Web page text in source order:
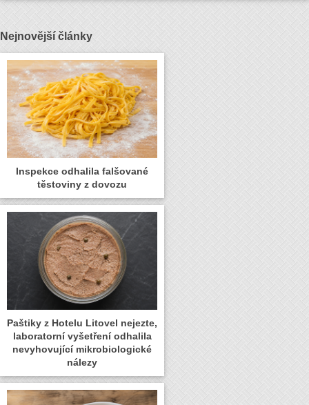
Nejnovější články
Inspekce odhalila falšované
těstoviny z dovozu
Paštiky z Hotelu Litovel nejezte,
laboratorní vyšetření odhalila
nevyhovující mikrobiologické
nálezy